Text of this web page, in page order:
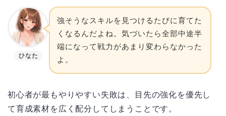
ひなた
強そうなスキルを見つけるたびに育てた
くなるんだよね。気づいたら全部中途半
端になって戦力があまり変わらなかった
よ。
初心者が最もやりやすい失敗は、目先の強化を優先し
て育成素材を広く配分してしまうことです。